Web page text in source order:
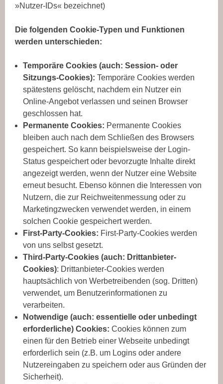
»Nutzer-IDs« bezeichnet)
Die folgenden Cookie-Typen und Funktionen
werden unterschieden:
Temporäre Cookies (auch: Session- oder
Sitzungs-Cookies): Temporäre Cookies werden
spätestens gelöscht, nachdem ein Nutzer ein
Online-Angebot verlassen und seinen Browser
geschlossen hat.
Permanente Cookies: Permanente Cookies
bleiben auch nach dem Schließen des Browsers
gespeichert. So kann beispielsweise der Login-
Status gespeichert oder bevorzugte Inhalte direkt
angezeigt werden, wenn der Nutzer eine Website
erneut besucht. Ebenso können die Interessen von
Nutzern, die zur Reichweitenmessung oder zu
Marketingzwecken verwendet werden, in einem
solchen Cookie gespeichert werden.
First-Party-Cookies: First-Party-Cookies werden
von uns selbst gesetzt.
Third-Party-Cookies (auch: Drittanbieter-
Cookies): Drittanbieter-Cookies werden
hauptsächlich von Werbetreibenden (sog. Dritten)
verwendet, um Benutzerinformationen zu
verarbeiten.
Notwendige (auch: essentielle oder unbedingt
erforderliche) Cookies: Cookies können zum
einen für den Betrieb einer Webseite unbedingt
erforderlich sein (z.B. um Logins oder andere
Nutzereingaben zu speichern oder aus Gründen der
Sicherheit).